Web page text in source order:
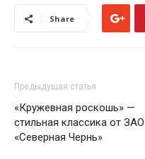
Share
Предыдущая статья
«Кружевная роскошь» —
стильная классика от ЗАО
«Северная Чернь»